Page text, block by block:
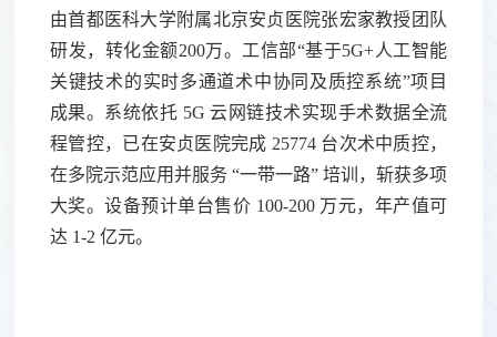
由首都医科大学附属北京安贞医院张宏家教授团队
研发，转化金额200万。 工信部“基于5G+人工智能
关键技术的实时多通道术中协同及质控系统”项目
成果。系统依托 5G 云网链技术实现手术数据全流
程管控，已在安贞医院完成 25774 台次术中质控，
在多院示范应用并服务 “一带一路” 培训，斩获多项
大奖。设备预计单台售价 100-200 万元，年产值可
达 1-2 亿元。